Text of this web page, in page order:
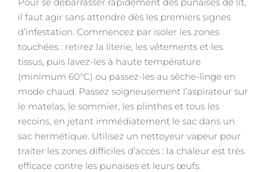
il faut agir sans attendre dès les premiers signes
d’infestation. Commencez par isoler les zones
touchées : retirez la literie, les vêtements et les
tissus, puis lavez-les à haute température
(minimum 60°C) ou passez-les au sèche-linge en
mode chaud. Passez soigneusement l’aspirateur sur
le matelas, le sommier, les plinthes et tous les
recoins, en jetant immédiatement le sac dans un
sac hermétique. Utilisez un nettoyeur vapeur pour
traiter les zones difficiles d’accès : la chaleur est très
efficace contre les punaises et leurs œufs.